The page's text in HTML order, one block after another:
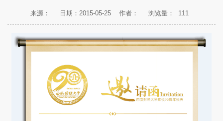
来源： 日期：2015-05-25 作者： 浏览量： 111